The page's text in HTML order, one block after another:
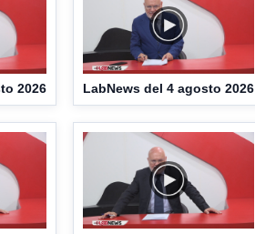
2026 LabNews del 4 agosto 2026